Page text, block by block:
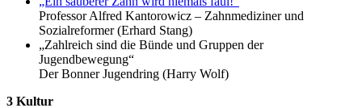
Professor Alfred Kantorowicz – Zahnmediziner und
Sozialreformer (Erhard Stang)
„Zahlreich sind die Bünde und Gruppen der
Jugendbewegung“
Der Bonner Jugendring (Harry Wolf)
3 Kultur